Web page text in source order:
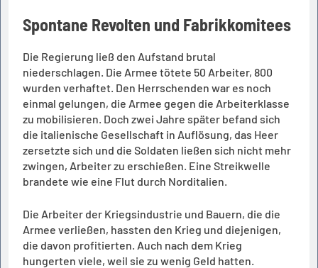
Spontane Revolten und Fabrikkomitees
Die Regierung ließ den Aufstand brutal
niederschlagen. Die Armee tötete 50 Arbeiter, 800
wurden verhaftet. Den Herrschenden war es noch
einmal gelungen, die Armee gegen die Arbeiterklasse
zu mobilisieren. Doch zwei Jahre später befand sich
die italienische Gesellschaft in Auflösung, das Heer
zersetzte sich und die Soldaten ließen sich nicht mehr
zwingen, Arbeiter zu erschießen. Eine Streikwelle
brandete wie eine Flut durch Norditalien.
Die Arbeiter der Kriegsindustrie und Bauern, die die
Armee verließen, hassten den Krieg und diejenigen,
die davon profitierten. Auch nach dem Krieg
hungerten viele, weil sie zu wenig Geld hatten.